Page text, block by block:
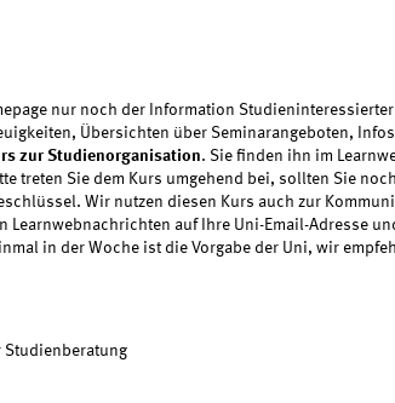
nur noch der Information
Übersichten über Seminarangeboten,
zur Studienorganisation. Sie finden ihn im
treten Sie dem Kurs umgehend bei, sollten Sie
Wir nutzen diesen Kurs auch zur
Learnwebnachrichten auf Ihre Uni-Email-Adresse
in der Woche ist die Vorgabe der Uni, wir
Studienberatung